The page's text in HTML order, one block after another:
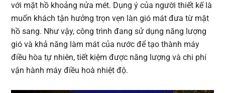
với mặt hồ khoảng nửa mét. Dụng ý của người thiết kế là
muốn khách tận hưởng trọn vẹn làn gió mát đưa từ mặt
hồ sang. Như vậy, công trình đang sử dụng năng lượng
gió và khả năng làm mát của nước để tạo thành máy
điều hòa tự nhiên, tiết kiệm được năng lượng và chi phí
vận hành máy điều hoà nhiệt độ.